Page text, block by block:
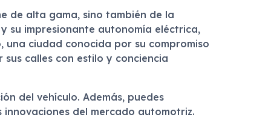
de alta gama, sino también de la
su impresionante autonomía eléctrica,
una ciudad conocida por su compromiso
calles con estilo y conciencia
del vehículo. Además, puedes
del mercado automotriz.